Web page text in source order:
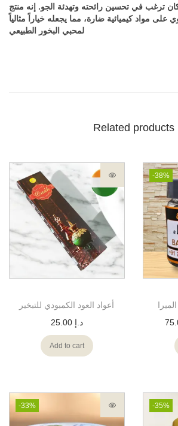
ترغب في تحسين رائحته وتهدئة الجو. إنه منتج
على مواد كيميائية ضارة، مما يجعله خياراً مثالياً
لمحبي البخور الطبيعي
Related products
أعواد العود الكمبودي للتبخير
د.إ 25.00
Add to cart
-38%
-33% -35%